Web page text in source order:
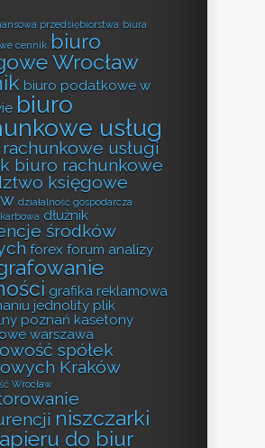
przedsiębiorstwa biura
cennik biuro
Wrocław
biuro podatkowe w
biuro
usług
usługi
biuro rachunkowe
księgowe
działalność gospodarcza
dłużnik
środków
forex forum analizy
grafika reklamowa
jednolity plik
poznań kasetony
warszawa
spółek
Kraków
Wrocław
niszczarki
do biur